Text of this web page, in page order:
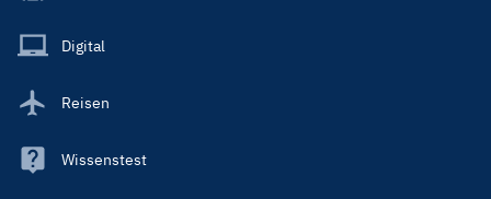
Main
Digital
Reisen
Wissenstest